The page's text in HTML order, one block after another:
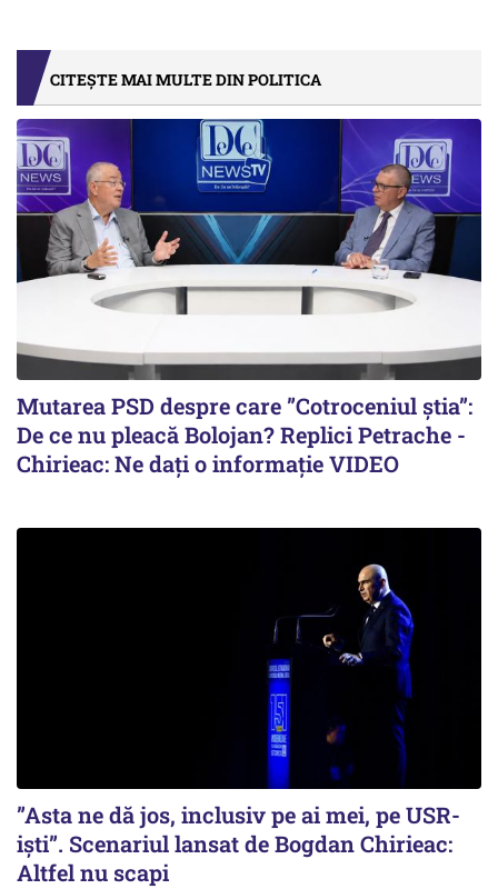
CITEȘTE MAI MULTE DIN POLITICA
Mutarea PSD despre care ”Cotroceniul știa”:
De ce nu pleacă Bolojan? Replici Petrache -
Chirieac: Ne dați o informație VIDEO
”Asta ne dă jos, inclusiv pe ai mei, pe USR-
iști”. Scenariul lansat de Bogdan Chirieac:
Altfel nu scapi